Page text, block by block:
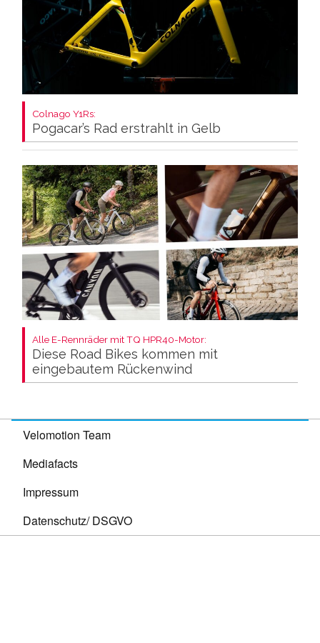
Colnago Y1Rs:
Pogacar’s Rad erstrahlt in Gelb
Alle E-Rennräder mit TQ HPR40-Motor:
Diese Road Bikes kommen mit
eingebautem Rückenwind
Velomotion Team
Mediafacts
Impressum
Datenschutz/ DSGVO